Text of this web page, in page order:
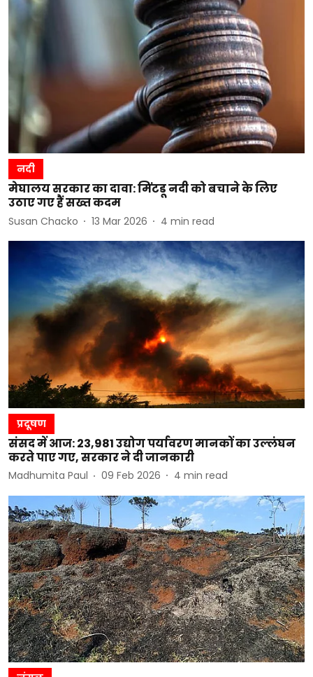
नदी
मेघालय सरकार का दावा: मिंटडू नदी को बचाने के लिए
उठाए गए हैं सख्त कदम
Susan Chacko 13 Mar 2026 4 min read
प्रदूषण
संसद में आज: 23,981 उद्योग पर्यावरण मानकों का उल्लंघन
करते पाए गए, सरकार ने दी जानकारी
Madhumita Paul 09 Feb 2026 4 min read